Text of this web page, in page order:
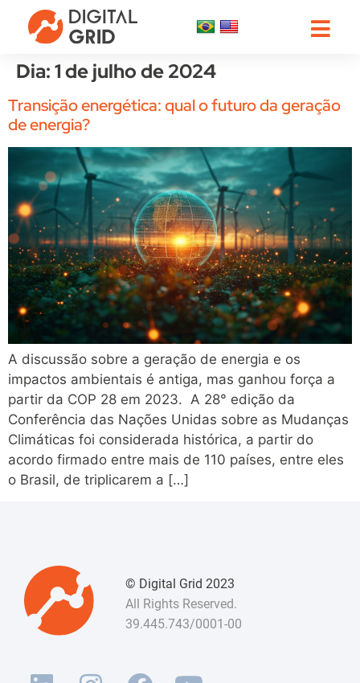
Dia:1 de julho de 2024
Transição energética: qual o futuro da geração
de energia?
A discussão sobre a geração de energia e os
impactos ambientais é antiga, mas ganhou força a
partir da COP 28 em 2023. A 28° edição da
Conferência das Nações Unidas sobre as Mudanças
Climáticas foi considerada histórica, a partir do
acordo firmado entre mais de 110 países, entre eles
o Brasil, de triplicarem a […]
© Digital Grid 2023
All Rights Reserved.
39.445.743/0001-00